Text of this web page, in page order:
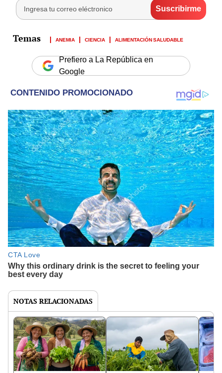
ANEMIA CIENCIA ALIMENTACIÓN SALUDABLE
Prefiero a La República en
Google
NOTAS RELACIONADAS